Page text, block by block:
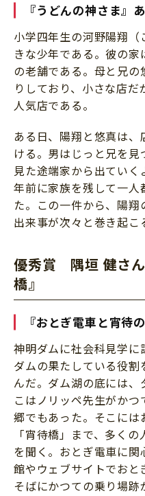
『うどんの神さま』
小学四年生の河野陽翔
きな少年である。彼の
の老舗である。母と兄
りしており、小さな店
人気店である。
ある日、陽翔と悠真は
ける。男はじっと兄を
見た途端家から出てい
年前に家族を残して一人
た。この一件から、陽
出来事が次々と巻き起こ
優秀賞 隅垣 健さ
橋​』
『おとぎ電車と宵待
神明ダムに社会科見学に
ダムの果たしている役
んだ。ダム湖の底には、
こはノリッペ先生がか
郷でもあった。そこに
「宵待橋」まで、多く
を聞く。おとぎ電車に
館やウェブサイトでお
そばにかつての乗り場跡